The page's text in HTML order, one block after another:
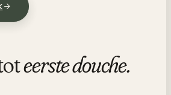
eerste douche.